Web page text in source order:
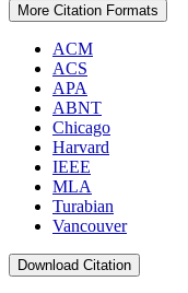
More Citation Formats
ACM
ACS
APA
ABNT
Chicago
Harvard
IEEE
MLA
Turabian
Vancouver
Download Citation